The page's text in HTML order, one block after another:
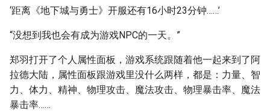
‘距离《地下城与勇士》开服还有16小时23分钟……’
“没想到我也会有成为游戏NPC的一天。”
郑羽打开了个人属性面板，游戏系统跟随着他一起来到了阿
拉德大陆，属性面板跟游戏里没什么两样，都是：力量、智
力、体力、精神、物理攻击、魔法攻击、物理暴击率、魔法
暴击率……